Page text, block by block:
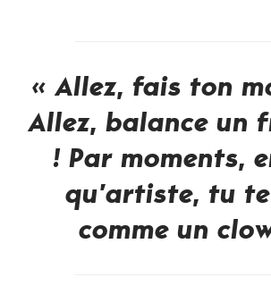
« Allez, fais ton
Allez, balance un
! Par moments,
qu’artiste, tu
comme un